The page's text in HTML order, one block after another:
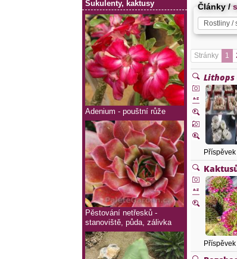
Články /
Stránky 1
Lithops
Sukulenty, kaktusy
Adenium - pouštní růže
Pěstování netřesků -
stanoviště, půda, zálivka